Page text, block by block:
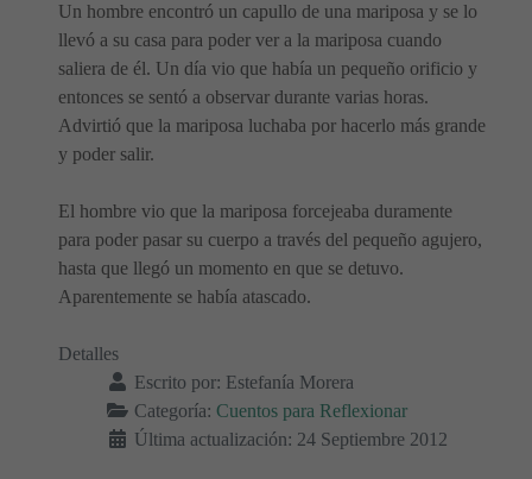
Un hombre encontró un capullo de una mariposa y se lo
llevó a su casa para poder ver a la mariposa cuando
saliera de él. Un día vio que había un pequeño orificio y
entonces se sentó a observar durante varias horas.
Advirtió que la mariposa luchaba por hacerlo más grande
y poder salir.
El hombre vio que la mariposa forcejeaba duramente
para poder pasar su cuerpo a través del pequeño agujero,
hasta que llegó un momento en que se detuvo.
Aparentemente se había atascado.
Detalles
Escrito por: Estefanía Morera
Categoría: Cuentos para Reflexionar
Última actualización: 24 Septiembre 2012